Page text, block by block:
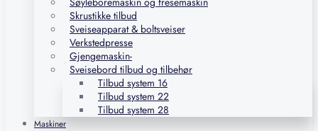
Skrustikke tilbud
Sveiseapparat & boltsveiser
Verkstedpresse
Gjengemaskin-
Sveisebord tilbud og tilbehør
Tilbud system 16
Tilbud system 22
Tilbud system 28
Maskiner